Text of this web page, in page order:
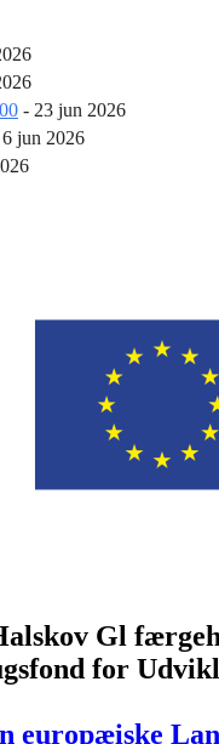
- 23 jun 2026
jun 2026
Gl
for
europæiske